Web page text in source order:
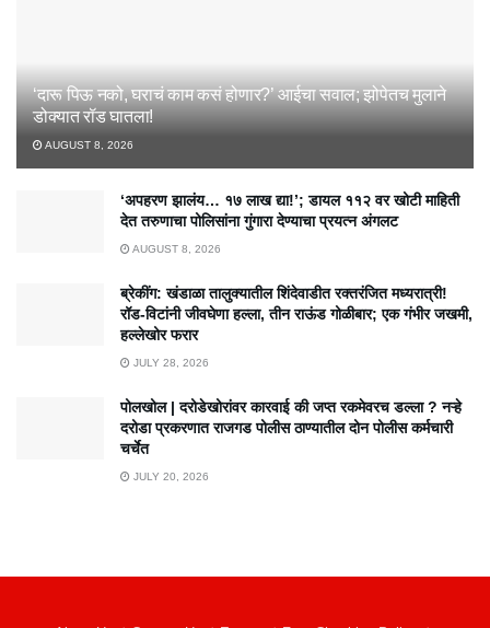
‘दारू पिऊ नको, घराचं काम कसं होणार?’ आईचा सवाल; झोपेतच मुलाने
डोक्यात रॉड घातला!
AUGUST 8, 2026
‘अपहरण झालंय… १७ लाख द्या!’; डायल ११२ वर खोटी माहिती
देत तरुणाचा पोलिसांना गुंगारा देण्याचा प्रयत्न अंगलट
AUGUST 8, 2026
ब्रेकींग: खंडाळा तालुक्यातील शिंदेवाडीत रक्तरंजित मध्यरात्री!
रॉड-विटांनी जीवघेणा हल्ला, तीन राऊंड गोळीबार; एक गंभीर जखमी,
हल्लेखोर फरार
JULY 28, 2026
पोलखोल | दरोडेखोरांवर कारवाई की जप्त रकमेवरच डल्ला ? नऱ्हे
दरोडा प्रकरणात राजगड पोलीस ठाण्यातील दोन पोलीस कर्मचारी
चर्चेत
JULY 20, 2026